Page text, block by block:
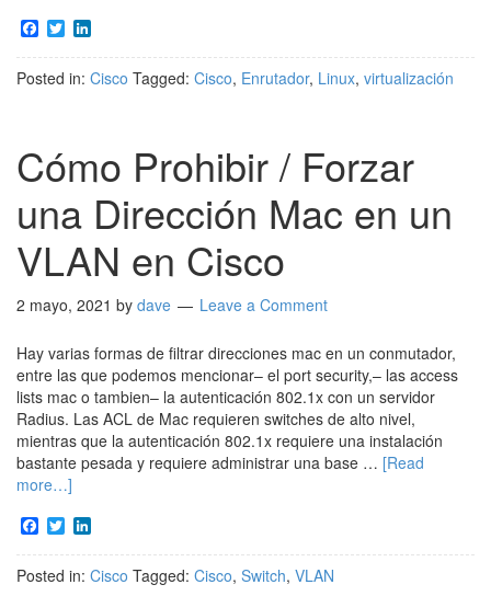
Facebook
Twitter
Posted in: Cisco Tagged: Cisco, Enrutador, Linux, virtualización
Cómo Prohibir / Forzar
una Dirección Mac en un
VLAN en Cisco
2 mayo, 2021 by dave Leave a Comment
Hay varias formas de filtrar direcciones mac en un conmutador,
entre las que podemos mencionar– el port security,– las access
lists mac o tambien– la autenticación 802.1x con un servidor
Radius. Las ACL de Mac requieren switches de alto nivel,
mientras que la autenticación 802.1x requiere una instalación
bastante pesada y requiere administrar una base … [Read
more…]
Facebook
Twitter
Posted in: Cisco Tagged: Cisco, Switch, VLAN